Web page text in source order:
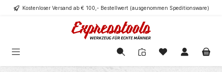
springenKostenloser Versand ab € 100,- Bestellwert (ausgenommen Speditionsware)